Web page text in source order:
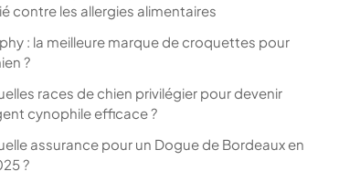
contre les allergies alimentaires
: la meilleure marque de croquettes pour
?
races de chien privilégier pour devenir
cynophile efficace ?
assurance pour un Dogue de Bordeaux en
?